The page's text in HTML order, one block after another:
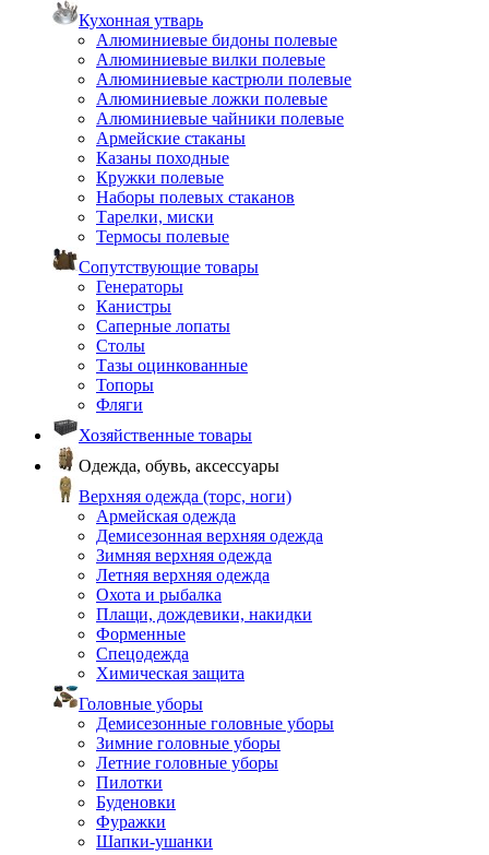
Кухонная утварь
Алюминиевые бидоны полевые
Алюминиевые вилки полевые
Алюминиевые кастрюли полевые
Алюминиевые ложки полевые
Алюминиевые чайники полевые
Армейские стаканы
Казаны походные
Кружки полевые
Наборы полевых стаканов
Тарелки, миски
Термосы полевые
Сопутствующие товары
Генераторы
Канистры
Саперные лопаты
Столы
Тазы оцинкованные
Топоры
Фляги
Хозяйственные товары
Одежда, обувь, аксессуары
Верхняя одежда (торс, ноги)
Армейская одежда
Демисезонная верхняя одежда
Зимняя верхняя одежда
Летняя верхняя одежда
Охота и рыбалка
Плащи, дождевики, накидки
Форменные
Спецодежда
Химическая защита
Головные уборы
Демисезонные головные уборы
Зимние головные уборы
Летние головные уборы
Пилотки
Буденовки
Фуражки
Шапки-ушанки